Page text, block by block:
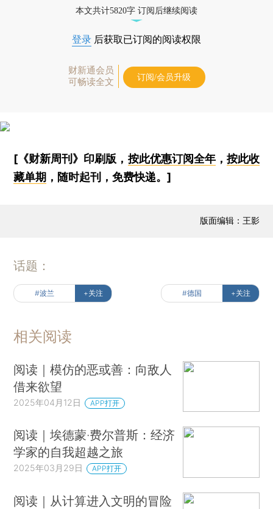
本文共计5820字 订阅后继续阅读
登录 后获取已订阅的阅读权限
财新通会员
可畅读全文
订阅/会员升级
[《财新周刊》印刷版， 按此优惠订阅全年， 按此收
藏单期 ，随时起刊，免费快递。]
版面编辑：王影
话题：
#波兰 +关注 #德国 +关注
相关阅读
阅读｜模仿的恶或善：向敌人
借来欲望
2025年04月12日 APP打开
阅读｜埃德蒙·费尔普斯：经济
学家的自我超越之旅
2025年03月29日 APP打开
阅读｜从计算进入文明的冒险